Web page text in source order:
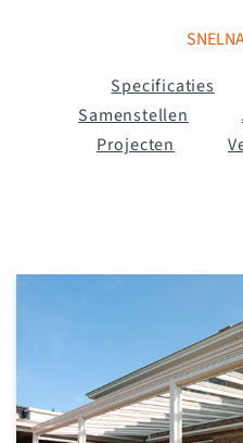
Specificaties
Samenstellen
Projecten